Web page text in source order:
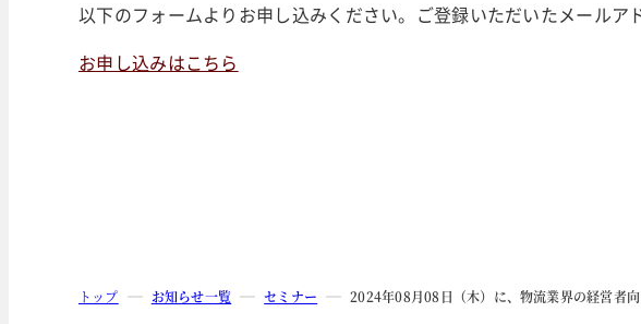
以下のフォームよりお申し込みください。ご登録いただいたメールア
お申し込みはこちら
トップ お知らせ一覧 セミナー 2024年08月08日（木）に、物流業界の経営者